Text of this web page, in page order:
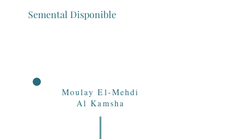
Semental Disponible
Moulay El-Mehdi
Al Kamsha